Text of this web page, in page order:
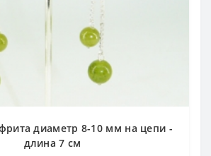
диаметр 8-10 мм на цепи -
длина 7 см